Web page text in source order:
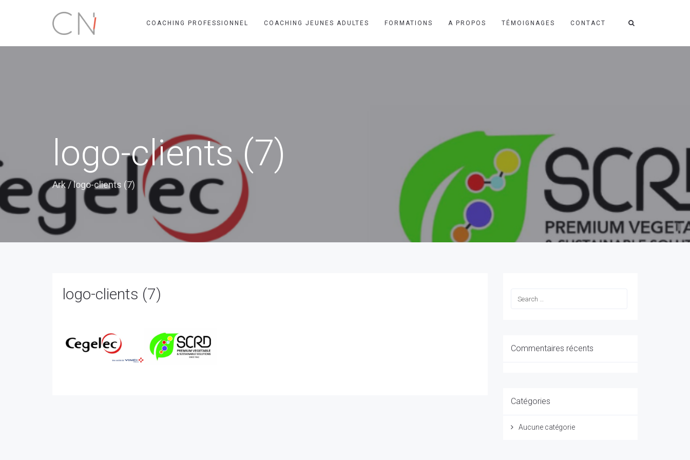
COACHING PROFESSIONNEL COACHING JEUNES ADULTES FORMATIONS A PROPOS TÉMOIGNAGES CONTACT
logo-clients (7)
Ark /logo-clients (7)
logo-clients (7)
Commentaires récents
Catégories
Aucune catégorie